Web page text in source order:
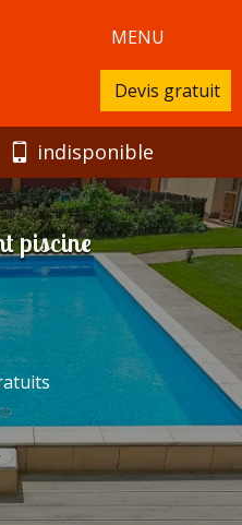
MENU
Devis gratuit
indisponible
piscine